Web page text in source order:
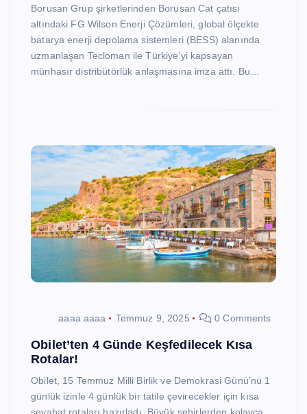
Borusan Grup şirketlerinden Borusan Cat çatısı
altındaki FG Wilson Enerji Çözümleri, global ölçekte
batarya enerji depolama sistemleri (BESS) alanında
uzmanlaşan Tecloman ile Türkiye’yi kapsayan
münhasır distribütörlük anlaşmasına imza attı. Bu…
aaaa aaaa Temmuz 9, 2025 0 Comments
Obilet’ten 4 Günde Keşfedilecek Kısa
Rotalar!
Obilet, 15 Temmuz Milli Birlik ve Demokrasi Günü’nü 1
günlük izinle 4 günlük bir tatile çevirecekler için kısa